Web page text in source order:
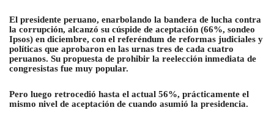
El presidente peruano, enarbolando la bandera de lucha contra
la corrupción, alcanzó su cúspide de aceptación (66%, sondeo
Ipsos) en diciembre, con el referéndum de reformas judiciales y
políticas que aprobaron en las urnas tres de cada cuatro
peruanos. Su propuesta de prohibir la reelección inmediata de
congresistas fue muy popular.
Pero luego retrocedió hasta el actual 56%, prácticamente el
mismo nivel de aceptación de cuando asumió la presidencia.